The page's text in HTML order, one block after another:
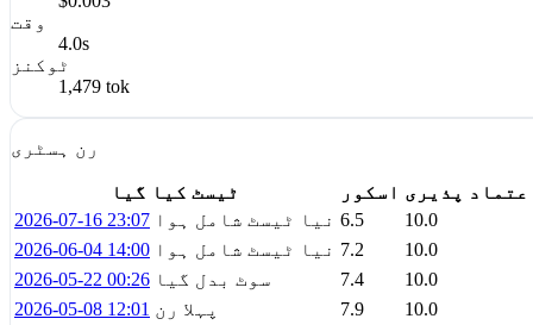
وقت
4.0s
ٹوکنز
1,479 tok
رن ہسٹری
ٹیسٹ کیا گیا اسکور پذیری
2026-07-16 23:07 نیا ٹیسٹ شامل ہوا 6.5
10.0
2026-06-04 14:00 نیا ٹیسٹ شامل ہوا 7.2
10.0
2026-05-22 00:26 سوٹ بدل گیا 7.4
10.0
2026-05-08 12:01 پہلا رن 7.9 10.0